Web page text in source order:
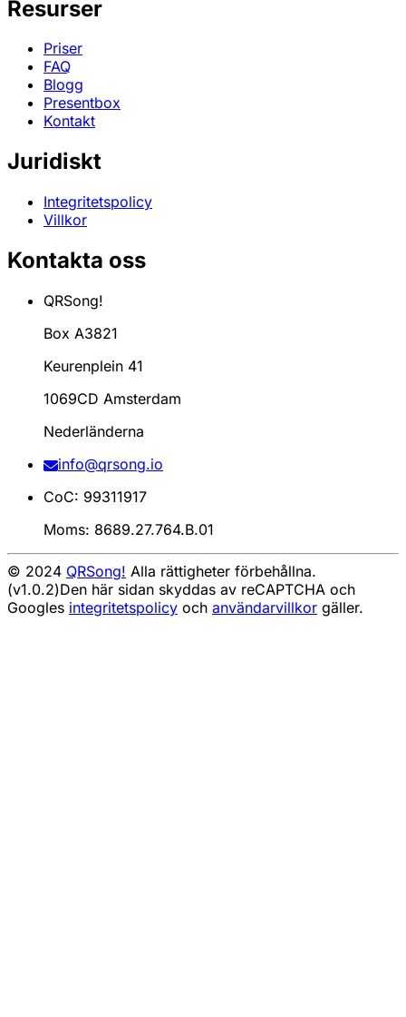
Resurser
Priser
FAQ
Blogg
Presentbox
Kontakt
Juridiskt
Integritetspolicy
Villkor
Kontakta oss
QRSong!
Box A3821
Keurenplein 41
1069CD Amsterdam
Nederländerna
info@qrsong.io
CoC: 99311917
Moms: 8689.27.764.B.01
© 2024 QRSong! Alla rättigheter förbehållna.
(v1.0.2)Den här sidan skyddas av reCAPTCHA och
Googles integritetspolicy och användarvillkor gäller.